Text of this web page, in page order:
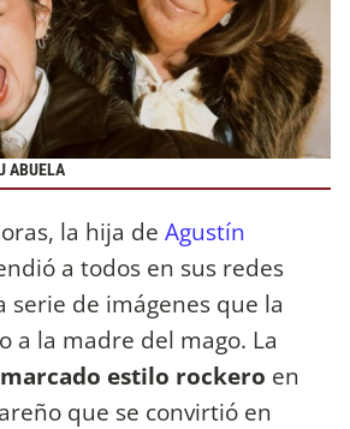
ABUELA
la hija de Agustín
a todos en sus redes
serie de imágenes que la
a la madre del mago. La
estilo rockero en
que se convirtió en